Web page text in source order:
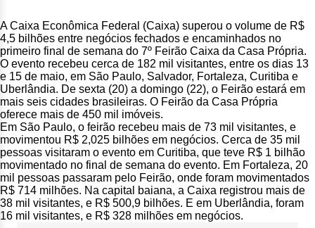
A Caixa Econômica Federal (Caixa) superou o volume de R$
4,5 bilhões entre negócios fechados e encaminhados no
primeiro final de semana do 7º Feirão Caixa da Casa Própria.
O evento recebeu cerca de 182 mil visitantes, entre os dias 13
e 15 de maio, em São Paulo, Salvador, Fortaleza, Curitiba e
Uberlândia. De sexta (20) a domingo (22), o Feirão estará em
mais seis cidades brasileiras. O Feirão da Casa Própria
oferece mais de 450 mil imóveis.
Em São Paulo, o feirão recebeu mais de 73 mil visitantes, e
movimentou R$ 2,025 bilhões em negócios. Cerca de 35 mil
pessoas visitaram o evento em Curitiba, que teve R$ 1 bilhão
movimentado no final de semana do evento. Em Fortaleza, 20
mil pessoas passaram pelo Feirão, onde foram movimentados
R$ 714 milhões. Na capital baiana, a Caixa registrou mais de
38 mil visitantes, e R$ 500,9 bilhões. E em Uberlândia, foram
16 mil visitantes, e R$ 328 milhões em negócios.